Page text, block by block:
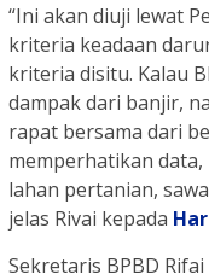
“Ini akan diuji lewat
kriteria keadaan
kriteria disitu. Kalau
dampak dari banjir,
rapat bersama dari
memperhatikan
lahan pertanian,
jelas Rivai kepada
Sekretaris BPBD